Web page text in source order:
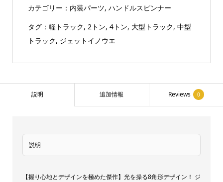
ド
ル
ス
ン
ス
ト
カテゴリー： 内装パーツ, ハンドルスピンナー
タグ： 軽トラック, 2トン, 4トン, 大型トラック, 中型
トラック, ジェットイノウエ
説明 追加情報 Reviews 0
説明
【握り心地とデザインを極めた傑作】光を操る8角形デザイン！ ジ